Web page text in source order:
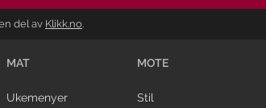
del av Klikk.no.
MAT
Ukemenyer
MOTE
Stil